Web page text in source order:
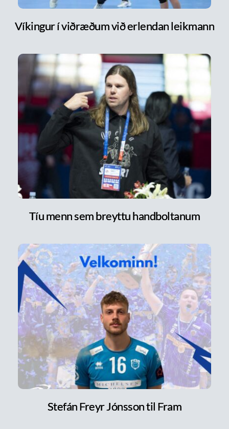
Víkingur í viðræðum við erlendan leikmann
Tíu menn sem breyttu handboltanum
Stefán Freyr Jónsson til Fram